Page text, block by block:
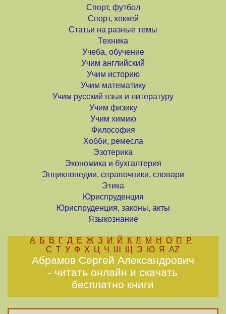
Спорт, футбол
Спорт, хоккей
Статьи на разные темы
Техника
Учеба, обучение
Учим английский
Учим историю
Учим математику
Учим русский язык и литературу
Учим физику
Учим химию
Философия
Хобби, ремесла
Эзотерика
Экономика и бухгалтерия
Энциклопедии, справочники, словари
Этика
Юриспруденция
Юриспруденция, законы, акты
Языкознание
А Б В Г Д Е Ж З И Й К Л М Н О П
Р
С Т У Ф Х Ц Ч Ш Щ Э Ю Я AZ
Абрамов Сергей Александрович
- читать онлайн и скачать
бесплатно книги